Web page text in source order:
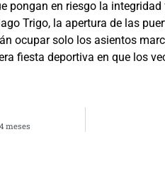
pongan en riesgo la
Trigo, la apertura de las
ocupar solo los asientos
fiesta deportiva en que los
meses